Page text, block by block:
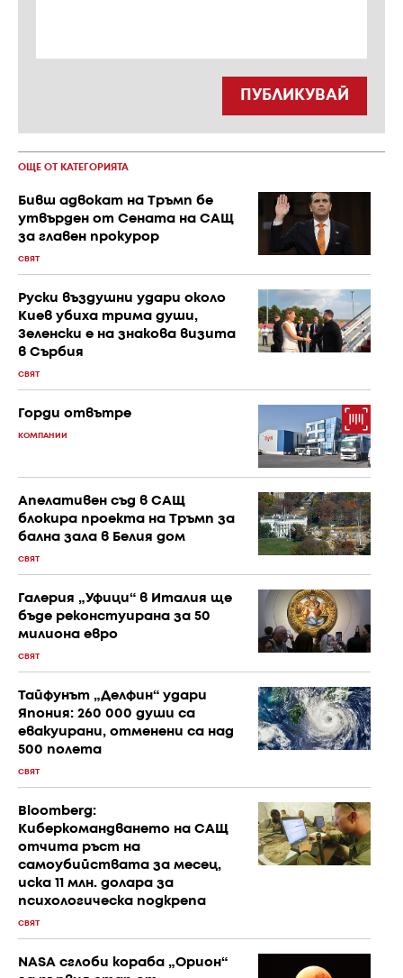
ПУБЛИКУВАЙ
ОЩЕ ОТ КАТЕГОРИЯТА
Бивш адвокат на Тръмп бе
утвърден от Сената на САЩ
за главен прокурор
СВЯТ
Руски въздушни удари около
Киев убиха трима души,
Зеленски е на знакова визита
в Сърбия
СВЯТ
Горди отвътре
КОМПАНИИ
Апелативен съд в САЩ
блокира проекта на Тръмп за
бална зала в Белия дом
СВЯТ
Галерия „Уфици“ в Италия ще
бъде реконстуирана за 50
милиона евро
СВЯТ
Тайфунът „Делфин“ удари
Япония: 260 000 души са
евакуирани, отменени са над
500 полета
СВЯТ
Bloomberg:
Киберкомандването на САЩ
отчита ръст на
самоубийствата за месец,
иска 11 млн. долара за
психологическа подкрепа
СВЯТ
NASA сглоби кораба „Орион“